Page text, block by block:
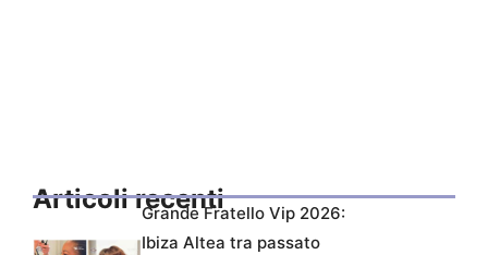
Articoli recentiGrande Fratello Vip 2026:
Ibiza Altea tra passato